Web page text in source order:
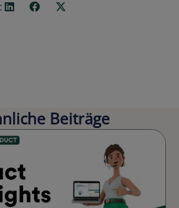
Beiträge